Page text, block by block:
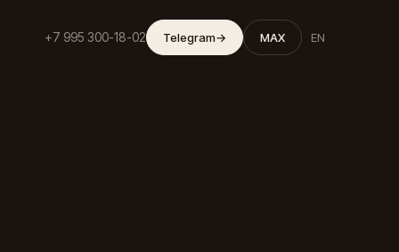
+7 995 300-18-02 Telegram→ MAX EN